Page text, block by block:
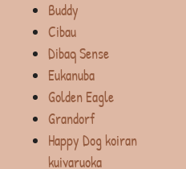
Buddy
Cibau
Dibaq Sense
Eukanuba
Golden Eagle
Grandorf
Happy Dog koiran
kuivaruoka